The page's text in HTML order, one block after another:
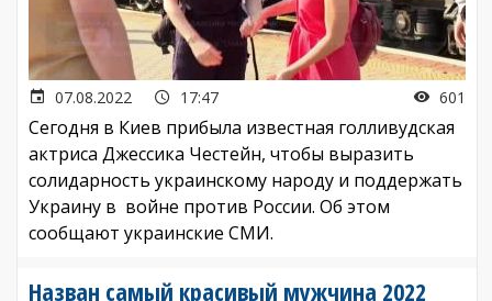
07.08.2022 17:47 601
Сегодня в Киев прибыла известная голливудская
актриса Джессика Честейн, чтобы выразить
солидарность украинскому народу и поддержать
Украину в войне против России. Об этом
сообщают украинские СМИ.
Назван самый красивый мужчина 2022